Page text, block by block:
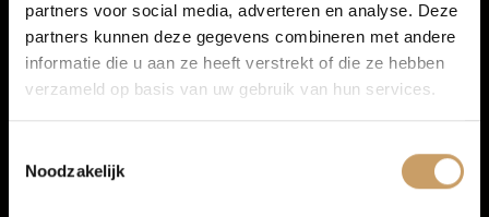
partners voor social media, adverteren en analyse. Deze
partners kunnen deze gegevens combineren met andere
informatie die u aan ze heeft verstrekt of die ze hebben
verzameld op basis van uw gebruik van hun services.
Noodzakelijk
Verkoop
Auto onderhoud
Over Autobedrijf De Baaij